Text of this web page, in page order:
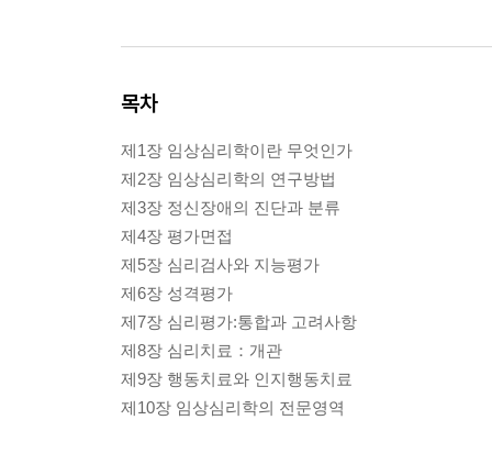
목차
제1장 임상심리학이란 무엇인가
제2장 임상심리학의 연구방법
제3장 정신장애의 진단과 분류
제4장 평가면접
제5장 심리검사와 지능평가
제6장 성격평가
제7장 심리평가:통합과 고려사항
제8장 심리치료：개관
제9장 행동치료와 인지행동치료
제10장 임상심리학의 전문영역